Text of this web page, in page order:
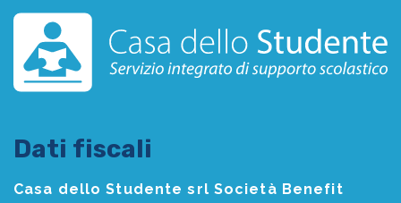
Dati fiscali
Casa dello Studente srl Società Benefit